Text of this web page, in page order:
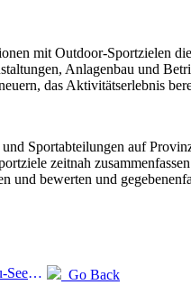
mit Outdoor-Sportzielen
Anlagenbau und
das Aktivitätserlebnis
Sportabteilungen auf
zeitnah
und bewerten und
Prev:Die alten Dörfer entlang des Taihu-Sees in Huzhou in der Provinz Zhejiang haben mit der Renovierung und Modernisierung begonnen. Die Investition beträgt fast eine Milliarde Yuan. Go Back